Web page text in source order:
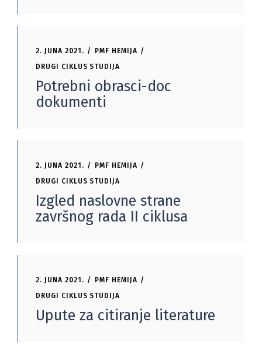
2. JUNA 2021.
PMF HEMIJA
DRUGI CIKLUS STUDIJA
Potrebni obrasci-doc
dokumenti
2. JUNA 2021.
PMF HEMIJA
DRUGI CIKLUS STUDIJA
Izgled naslovne strane
završnog rada II ciklusa
2. JUNA 2021.
PMF HEMIJA
DRUGI CIKLUS STUDIJA
Upute za citiranje literature